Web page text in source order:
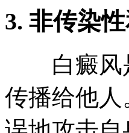
3. 非传染
白癜风是
传播给他